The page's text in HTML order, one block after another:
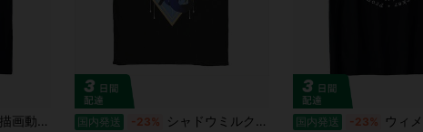
フ バッファロー T シャツ 国内発送 -23% シャドウミルククッキー Tシャツ メンズ 綿100% トップス ストリートウェア クッキーランキングダム ラウンドネック 半袖 国内発送 -23% ウィメンズマクルキーパーTシ